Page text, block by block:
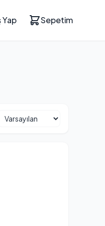
Yap Sepetim